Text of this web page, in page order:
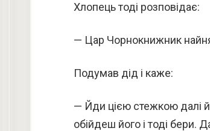
Хлопець тоді розповідає:
— Цар Чорнокнижник
Подумав дід і каже:
— Йди цією стежкою далі й
обійдеш його і тоді бери.